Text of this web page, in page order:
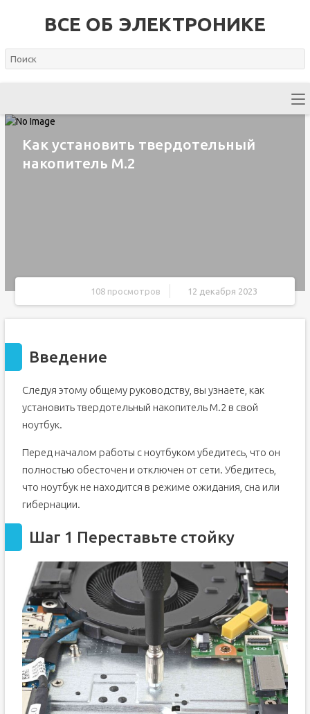
ВСЕ ОБ ЭЛЕКТРОНИКЕ
Как установить твердотельный
накопитель M.2
108 просмотров 12 декабря 2023
Введение
Следуя этому общему руководству, вы узнаете, как
установить твердотельный накопитель M.2 в свой
ноутбук.
Перед началом работы с ноутбуком убедитесь, что он
полностью обесточен и отключен от сети. Убедитесь,
что ноутбук не находится в режиме ожидания, сна или
гибернации.
Шаг 1 Переставьте стойку